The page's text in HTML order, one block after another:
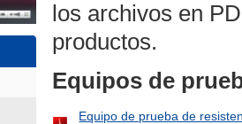
los archivos en
productos.
Equipos de
Equipo de prueba de